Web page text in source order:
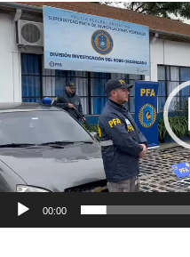
Reproductor
de
video
00:00